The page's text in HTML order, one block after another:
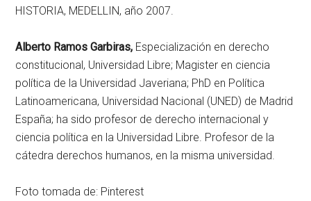
HISTORIA, MEDELLIN, año 2007.
Alberto Ramos Garbiras, Especialización en derecho
constitucional, Universidad Libre; Magister en ciencia
política de la Universidad Javeriana; PhD en Política
Latinoamericana, Universidad Nacional (UNED) de Madrid
España; ha sido profesor de derecho internacional y
ciencia política en la Universidad Libre. Profesor de la
cátedra derechos humanos, en la misma universidad.
Foto tomada de: Pinterest